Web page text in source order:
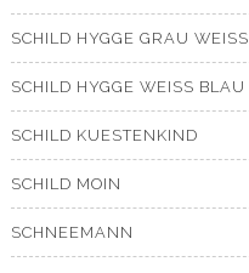
SCHILD HYGGE GRAU WEISS
SCHILD HYGGE WEISS BLAU
SCHILD KUESTENKIND
SCHILD MOIN
SCHNEEMANN